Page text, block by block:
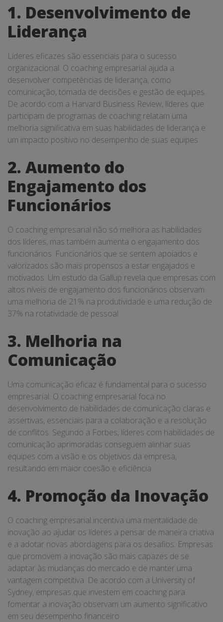
1. Desenvolvimento de
Liderança
Líderes eficazes são essenciais para o sucesso
organizacional. O coaching empresarial ajuda a
desenvolver competências de liderança, como
comunicação, tomada de decisões e gestão de equipes.
De acordo com a Harvard Business Review, líderes que
participam de programas de coaching relatam uma
melhoria significativa em suas habilidades de liderança e
um impacto positivo no desempenho de suas equipes .
2. Aumento do
Engajamento dos
Funcionários
O coaching empresarial não só melhora as habilidades
dos líderes, mas também aumenta o engajamento dos
funcionários. Funcionários que se sentem apoiados e
valorizados são mais propensos a estar engajados e
motivados. Um estudo da Gallup revela que empresas com
altos níveis de engajamento dos funcionários observam
uma melhoria de 21% na produtividade e uma redução de
37% na rotatividade de pessoal .
3. Melhoria na
Comunicação
Uma comunicação eficaz é fundamental para o sucesso
empresarial. O coaching empresarial foca no
desenvolvimento de habilidades de comunicação claras e
assertivas, essenciais para a colaboração e a resolução
de conflitos. Segundo a Forbes, líderes com habilidades de
comunicação aprimoradas conseguem alinhar suas
equipes com a visão e os objetivos da empresa,
resultando em maior coesão e eficiência .
4. Promoção da Inovação
O coaching empresarial incentiva uma mentalidade de
inovação ao ajudar os líderes a pensar de maneira criativa
e a adotar novas abordagens para os desafios. Empresas
que promovem a inovação são mais capazes de se
adaptar às mudanças do mercado e de manter uma
vantagem competitiva. De acordo com a University of
Sydney, empresas que investem em coaching para
fomentar a inovação observam um aumento significativo
em seu desempenho financeiro .